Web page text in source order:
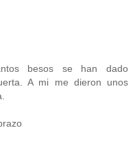
besos se han dado
A mi me dieron unos